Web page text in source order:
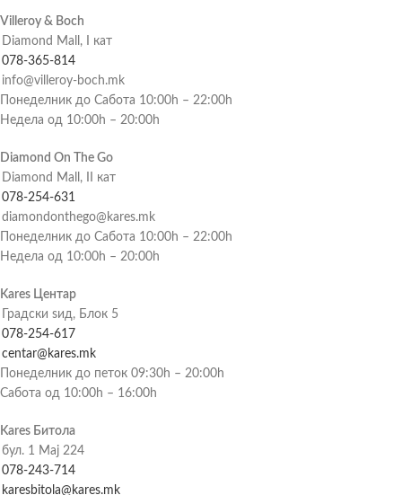
Villeroy & Boch
Diamond Mall, I кат
078-365-814
info@villeroy-boch.mk
Понеделник до Сабота 10:00h – 22:00h
Недела од 10:00h – 20:00h
Diamond On The Go
Diamond Mall, II кат
078-254-631
diamondonthego@kares.mk
Понеделник до Сабота 10:00h – 22:00h
Недела од 10:00h – 20:00h
Kares Центар
Градски ѕид, Блок 5
078-254-617
centar@kares.mk
Понеделник до петок 09:30h – 20:00h
Сабота од 10:00h – 16:00h
Kares Битола
бул. 1 Мај 224
078-243-714
karesbitola@kares.mk